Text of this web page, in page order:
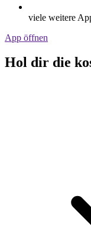
viele weitere
App öffnen
Hol dir die